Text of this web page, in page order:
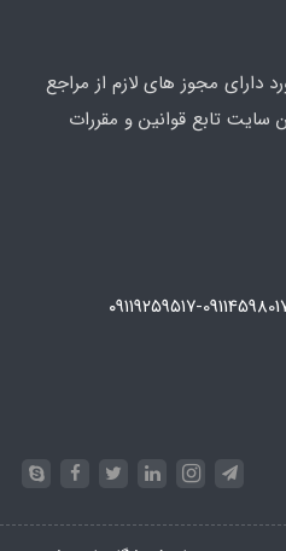
مجوز های لازم از مراجع
سایت تابع قوانین و مقررات
09114598019